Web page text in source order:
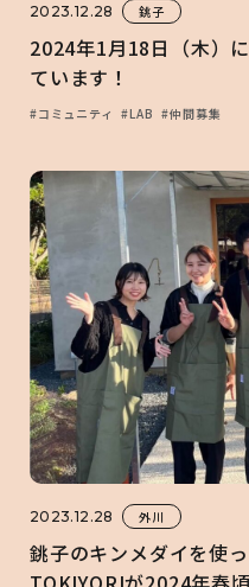
2023.12.28 銚子
2024年1月18日（木）
ています！
#コミュニティ #LAB #仲間募集
2023.12.28 外川
銚子のキンメダイを使